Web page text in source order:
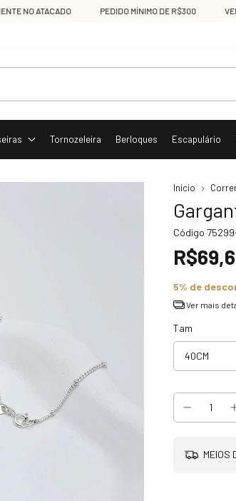
ATACADO PEDIDO MÍNIMO DE R$300 VENDA
Tornozeleira Berloques Escapulário
Início
Código
5% de
Ver mais
Tam
MEIOS